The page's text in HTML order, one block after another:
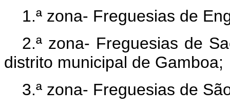
1.ª zona- Freguesias de
2.ª zona- Freguesias de
distrito municipal de Gamboa;
3.ª zona- Freguesias de